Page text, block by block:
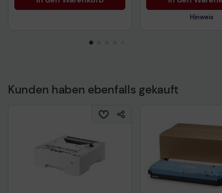
Hinweis
Technisches
Kunden haben ebenfalls gekauft